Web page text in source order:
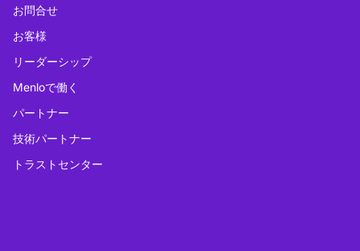
お問合せ
お客様
リーダーシップ
Menloで働く
パートナー
技術パートナー
トラストセンター